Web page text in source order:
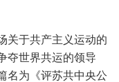
于共产主义运动的
夺世界共运的领导
名为《评苏共中央公